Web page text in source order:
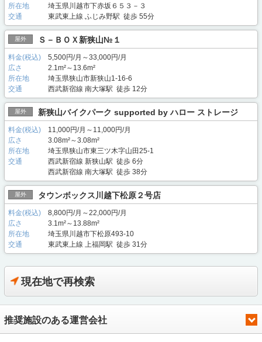
所在地
埼玉県川越市下赤坂６５３－３
交通
東武東上線 ふじみ野駅 徒歩 55分
屋外 Ｓ－ＢＯＸ新狭山№１
料金(税込)
5,500円/月～33,000円/月
広さ
2.1m²～13.6m²
所在地
埼玉県狭山市新狭山1-16-6
交通
西武新宿線 南大塚駅 徒歩 12分
屋外 新狭山バイクパーク supported by ハロー ストレージ
料金(税込)
11,000円/月～11,000円/月
広さ
3.08m²～3.08m²
所在地
埼玉県狭山市東三ツ木字山田25-1
交通
西武新宿線 新狭山駅 徒歩 6分
西武新宿線 南大塚駅 徒歩 38分
屋外 タウンボックス川越下松原２号店
料金(税込)
8,800円/月～22,000円/月
広さ
3.1m²～13.88m²
所在地
埼玉県川越市下松原493-10
交通
東武東上線 上福岡駅 徒歩 31分
現在地で再検索
推奨施設のある運営会社